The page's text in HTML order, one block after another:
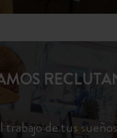
trabajo de tus